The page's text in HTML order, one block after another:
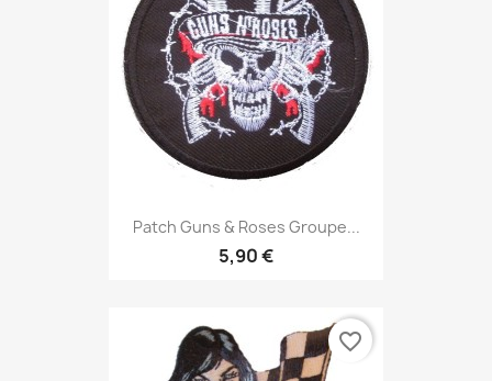
Patch Guns & Roses Groupe...
5,90 €
favorite_border